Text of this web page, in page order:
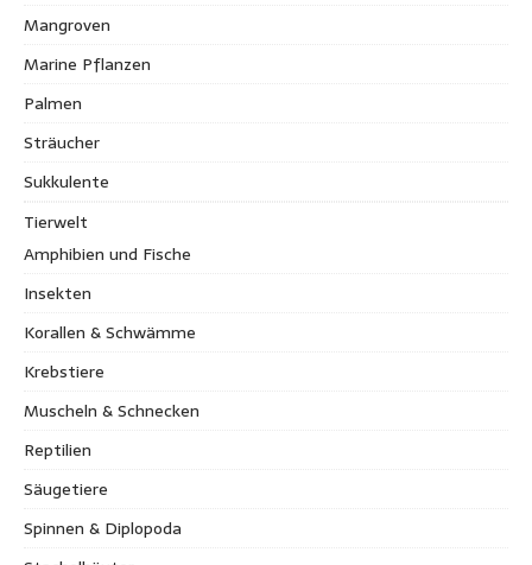
Mangroven
Marine Pflanzen
Palmen
Sträucher
Sukkulente
Tierwelt
Amphibien und Fische
Insekten
Korallen & Schwämme
Krebstiere
Muscheln & Schnecken
Reptilien
Säugetiere
Spinnen & Diplopoda